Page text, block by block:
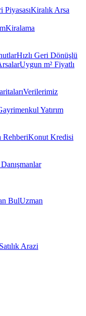
PiyasasıKiralık Arsa
Kiralama
Hızlı Geri Dönüşlü
Uygun m² Fiyatlı
Verilerimiz
Yatırım
RehberiKonut Kredisi
BulUzman
Satılık Arazi